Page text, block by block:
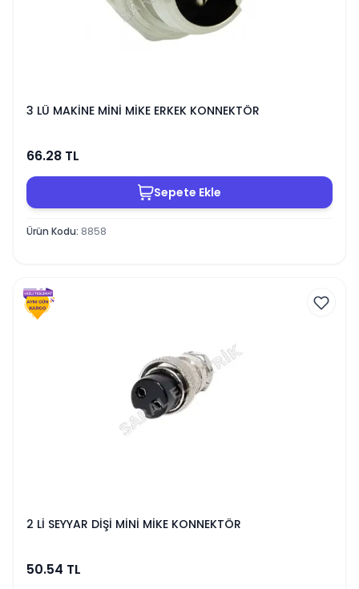
3 LÜ MAKİNE MİNİ MİKE ERKEK KONNEKTÖR
66.28 TL
Sepete Ekle
Ürün Kodu: 8858
2 Lİ SEYYAR DİŞİ MİNİ MİKE KONNEKTÖR
50.54 TL